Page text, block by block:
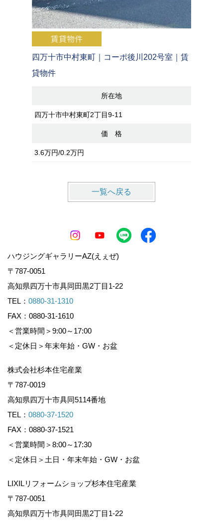
四万十市中村東町｜コーポ後川202号室｜賃
貸物件
所在地
四万十市中村東町2丁目9-11
価 格
3.6万円/0.2万円
一覧へ戻る
ハウジングギャラリーAZ(えぇぜ)
〒787-0051
高知県四万十市具同田黒2丁目1-22
TEL： 0880-31-1310
FAX：0880-31-1610
＜営業時間＞9:00～17:00
＜定休日＞年末年始・GW・お盆
株式会社杉本住宅産業
〒787-0019
高知県四万十市具同5114番地
TEL： 0880-37-1520
FAX：0880-37-1521
＜営業時間＞8:00～17:30
＜定休日＞土日・年末年始・GW・お盆
LIXILリフォームショップ杉本住宅産業
〒787-0051
高知県四万十市具同田黒2丁目1-22